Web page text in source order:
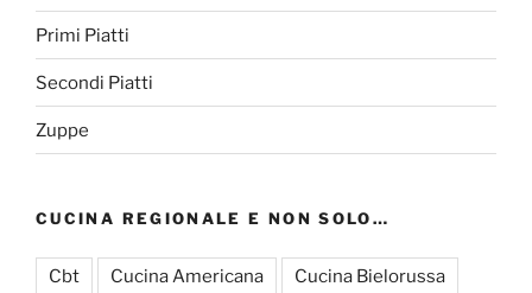
Primi Piatti
Secondi Piatti
Zuppe
CUCINA REGIONALE E NON SOLO…
Cbt Cucina Americana Cucina Bielorussa